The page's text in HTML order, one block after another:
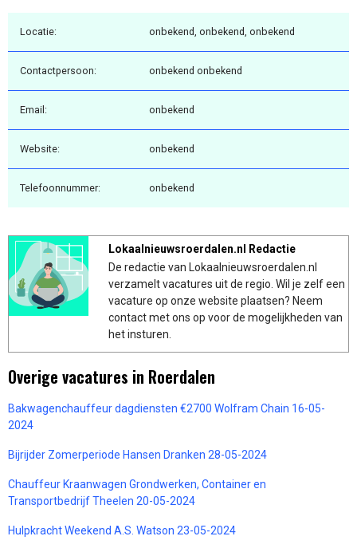
Locatie: onbekend, onbekend, onbekend
Contactpersoon: onbekend onbekend
Email: onbekend
Website: onbekend
Telefoonnummer: onbekend
Lokaalnieuwsroerdalen.nl Redactie
De redactie van Lokaalnieuwsroerdalen.nl
verzamelt vacatures uit de regio. Wil je zelf een
vacature op onze website plaatsen? Neem
contact met ons op voor de mogelijkheden van
het insturen.
Overige vacatures in Roerdalen
Bakwagenchauffeur dagdiensten €2700 Wolfram Chain 16-05-
2024
Bijrijder Zomerperiode Hansen Dranken 28-05-2024
Chauffeur Kraanwagen Grondwerken, Container en
Transportbedrijf Theelen 20-05-2024
Hulpkracht Weekend A.S. Watson 23-05-2024